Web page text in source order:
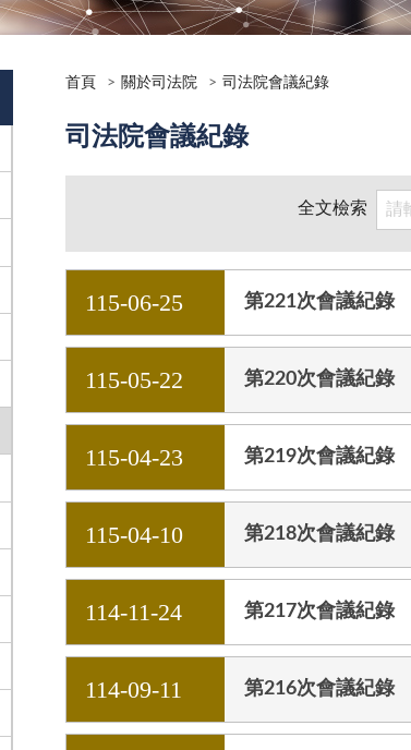
首頁 關於司法院 司法院會議紀錄
司法院會議紀錄
全文檢索
115-06-25 第221次會議紀錄
115-05-22 第220次會議紀錄
115-04-23 第219次會議紀錄
115-04-10 第218次會議紀錄
114-11-24 第217次會議紀錄
114-09-11 第216次會議紀錄